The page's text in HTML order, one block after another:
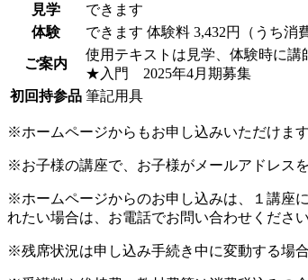
見学
できます
体験
できます 体験料 3,432円（うち消
ご案内
使用テキストは見学、体験時に講
★入門 2025年4月期募集
初回持参品 筆記用具
※ホームページからもお申し込みいただけま
※お子様の講座で、お子様がメールアドレス
※ホームページからのお申し込みは、１講座
れたい場合は、お電話でお問い合わせください
※残席状況は申し込み手続き中に変動する場合